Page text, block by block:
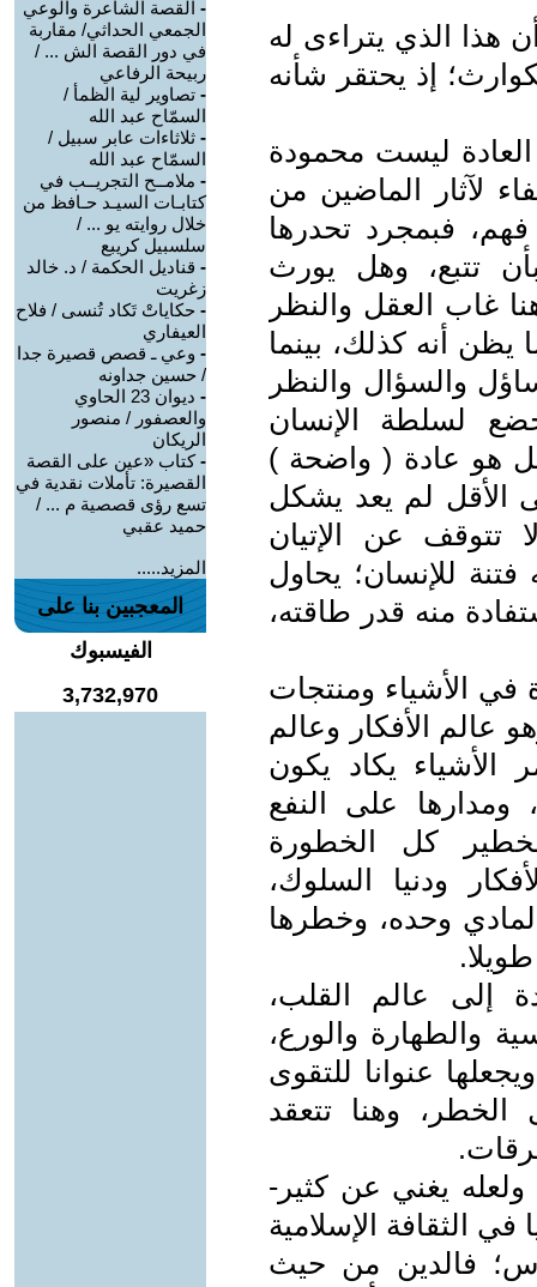
هذا الذي يتراءى له
إذ يحتقر شأنه
العادة ليست محمودة
لآثار الماضين من
فبمجرد تحدرها
تتبع، وهل يورث
غاب العقل والنظر
أنه كذلك، بينما
والسؤال والنظر
لسلطة الإنسان
هو عادة ( واضحة )
الأقل لم يعد يشكل
تتوقف عن الإتيان
للإنسان؛ يحاول
منه قدر طاقته،
في الأشياء ومنتجات
عالم الأفكار وعالم
الأشياء يكاد يكون
ومدارها على النفع
كل الخطورة
ودنيا السلوك،
وحده، وخطرها
إلى عالم القلب،
والطهارة والورع،
عنوانا للتقوى
الخطر، وهنا تتعقد
يغني عن كثير-
الثقافة الإسلامية
فالدين من حيث
- القصة الشاعرة والوعي
الجمعي الحداثي/ مقاربة
في دور القصة الش ... /
ربيحة الرفاعي
- تصاوير لية الظمأ /
السمّاح عبد الله
- ثلاثاءات عابر سبيل /
السمّاح عبد الله
- ملامــح التجريــب في
كتابـات السيـد حـافظ من
خلال روايته يو ... /
سلسبيل كريبع
- قناديل الحكمة / د. خالد
زغريت
- حكاياتْ تَكاد تُنسى / فلاح
العيفاري
- وعي ـ قصص قصيرة جدا
/ حسين جداونه
-
ديوان 23 الحاوي
والعصفور / منصور
الريكان
-كتاب «عين على القصة
القصيرة: تأملات نقدية في
تسع رؤى قصصية م ... /
حميد عقبي
المزيد.....
المعجبين بنا على
الفيسبوك
3,732,970